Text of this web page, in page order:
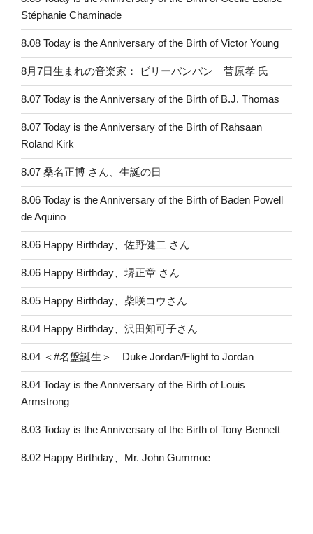
Stéphanie Chaminade
8.08 Today is the Anniversary of the Birth of Victor Young
8月7日生まれの音楽家： ビリーバンバン 菅原孝 氏
8.07 Today is the Anniversary of the Birth of B.J. Thomas
8.07 Today is the Anniversary of the Birth of Rahsaan
Roland Kirk
8.07 桑名正博 さん、生誕の日
8.06 Today is the Anniversary of the Birth of Baden Powell
de Aquino
8.06 Happy Birthday、佐野健二 さん
8.06 Happy Birthday、堺正章 さん
8.05 Happy Birthday、柴咲コウさん
8.04 Happy Birthday、沢田知可子さん
8.04 ＜#名盤誕生＞ Duke Jordan/Flight to Jordan
8.04 Today is the Anniversary of the Birth of Louis
Armstrong
8.03 Today is the Anniversary of the Birth of Tony Bennett
8.02 Happy Birthday、Mr. John Gummoe